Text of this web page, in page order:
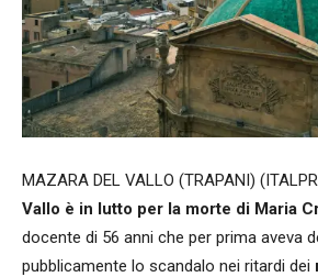
MAZARA DEL VALLO (TRAPANI)
Vallo è in lutto per la morte di Maria
docente di 56 anni che per prima aveva
pubblicamente lo scandalo nei ritardi dei